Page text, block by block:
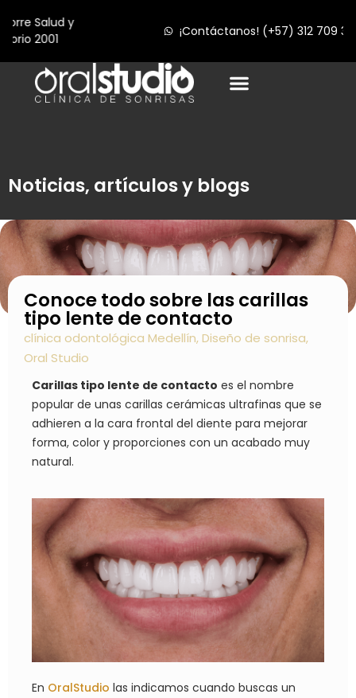
¡Contáctanos! (+57) 312 709 36 87
Noticias, artículos y blogs
Conoce todo sobre las carillas
tipo lente de contacto
clínica odontológica Medellín,Diseño de sonrisa,
Oral Studio
Carillas tipo lente de contacto es el nombre
popular de unas carillas cerámicas ultrafinas que se
adhieren a la cara frontal del diente para mejorar
forma, color y proporciones con un acabado muy
natural.
En OralStudio las indicamos cuando buscas un